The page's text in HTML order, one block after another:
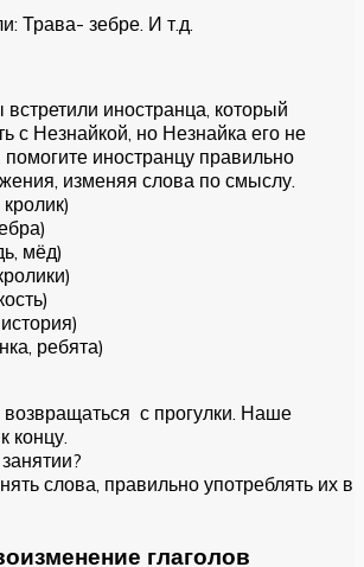
Трава- зебре. И т.д.
иностранца, который
с Незнайкой, но Незнайка его не
иностранцу правильно
изменяя слова по смыслу.
мёд)
ребята)
с прогулки. Наше
концу.
слова, правильно употреблять их в
глаголов